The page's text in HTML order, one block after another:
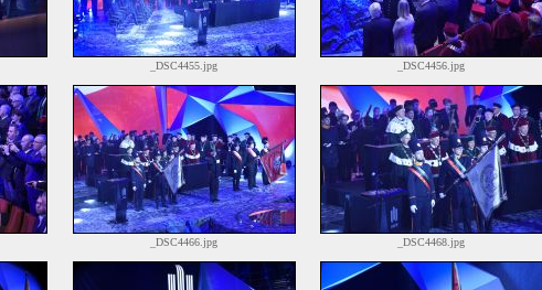
_DSC4455.jpg _DSC4456.jpg
_DSC4466.jpg _DSC4468.jpg